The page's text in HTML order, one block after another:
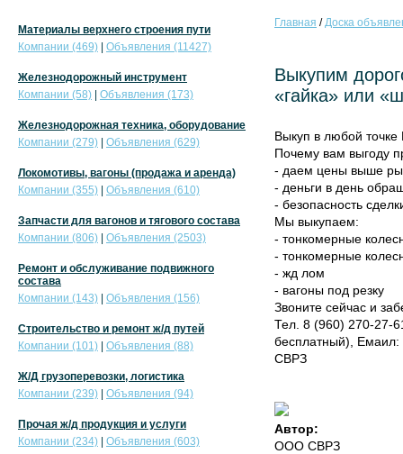
Главная /Доска
Выкупим
«гайка» или
Выкуп в любой
Почему вам выгоду
- даем цены выше
- деньги в день
- безопасность
Мы выкупаем:
- тонкомерные
- тонкомерные
- жд лом
- вагоны под резку
Звоните сейчас и
Тел. 8 (960) 270-27-
бесплатный),
СВРЗ
Автор:
ООО СВРЗ
Материалы верхнего строения пути
Компании (469)
Объявления (11427)
Железнодорожный инструмент
Компании (58)
Объявления (173)
Железнодорожная техника, оборудование
Компании (279)
Объявления (629)
Локомотивы, вагоны (продажа и аренда)
Компании (355)
Объявления (610)
Запчасти для вагонов и тягового состава
Компании (806)
Объявления (2503)
Ремонт и обслуживание подвижного
состава
Компании (143)
Объявления (156)
Строительство и ремонт ж/д путей
Компании (101)
Объявления (88)
Ж/Д грузоперевозки, логистика
Компании (239)
Объявления (94)
Прочая ж/д продукция и услуги
Компании (234)
Объявления (603)